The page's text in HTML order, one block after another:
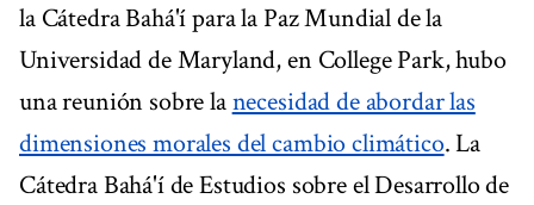
la Cátedra Bahá'í para la Paz Mundial de la
Universidad de Maryland, en College Park, hubo
una reunión sobre lanecesidad de abordar las
dimensiones morales del cambio climático. La
Cátedra Bahá'í de Estudios sobre el Desarrollo de